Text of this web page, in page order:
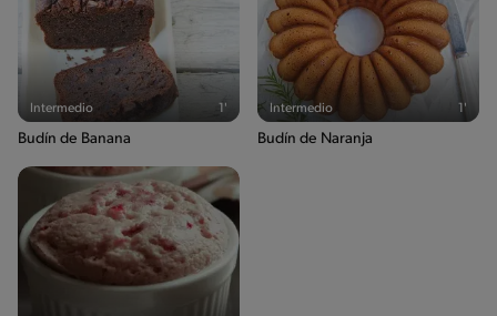
Intermedio 1'
Budín de Banana
Intermedio 1'
Budín de Naranja